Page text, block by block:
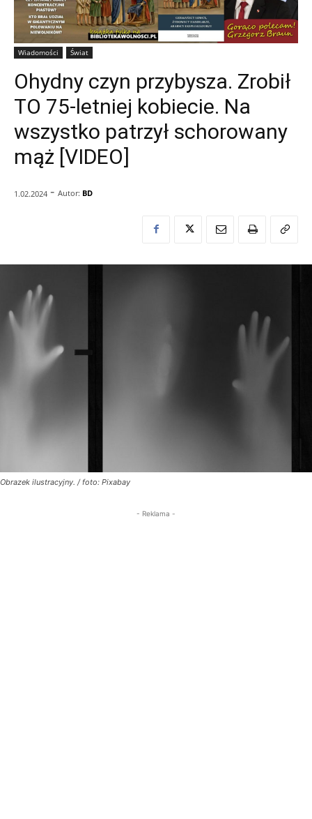
Wiadomości Świat
Ohydny czyn przybysza. Zrobił
TO 75-letniej kobiecie. Na
wszystko patrzył schorowany
mąż [VIDEO]
1.02.2024 - Autor: BD
Obrazek ilustracyjny. / foto: Pixabay
- Reklama -